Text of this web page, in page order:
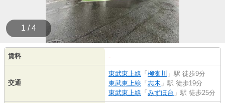
1 / 4
賃料 -
交通
東武東上線 「 柳瀬川 」駅 徒歩9分
東武東上線 「 志木 」駅 徒歩19分
東武東上線 「 みずほ台 」駅 徒歩25分